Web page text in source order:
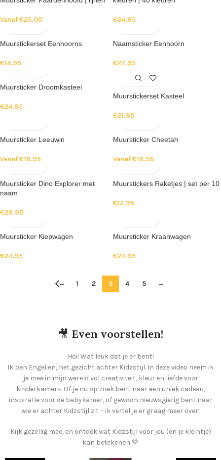
Vanaf€25.00 €24.95
Muurstickerset Eenhoorns
€14.95
Naamsticker Eenhoorn
€27.95
Muursticker Droomkasteel
€24.95
Muurstickerset Kasteel
€21.95
Muursticker Leeuwin
Vanaf€16.95
Muursticker Cheetah
Vanaf€16.95
Muursticker Dino Explorer met
naam
€29.95
Muurstickers Raketjes | set per 10
€12.95
Muursticker Kiepwagen
€24.95
Muursticker Kraanwagen
€24.95
← 1 2 3 4 5 →
🎥 Even voorstellen!
Hoi! Wat leuk dat je er bent!
Ik ben Engelien, het gezicht achter Kidzstijl. In deze video neem ik
je mee in mijn wereld vol creativiteit, kleur en liefde voor
kinderkamers. Of je nu op zoek bent naar een uniek cadeau,
inspiratie voor de babykamer, of gewoon nieuwsgierig bent naar
wie er achter Kidzstijl zit – ik vertel je er graag meer over!
Kijk gezellig mee, en ontdek wat Kidzstijl voor jou (en je kleintje)
kan betekenen 💛